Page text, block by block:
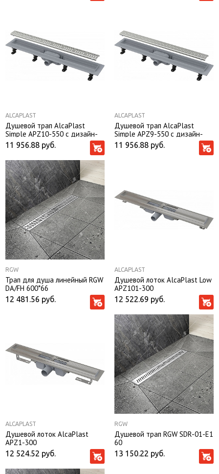
ALCAPLAST
Душевой трап AlcaPlast
Simple APZ10-550 c дизайн-
решеткой
11 956.88 руб.
ALCAPLAST
Душевой трап AlcaPlast
Simple APZ9-550 с дизайн-
решеткой
11 956.88 руб.
RGW
Трап для душа линейный RGW
DA/FH 600*66
12 481.56 руб.
ALCAPLAST
Душевой лоток AlcaPlast Low
APZ101-300
12 522.69 руб.
ALCAPLAST
Душевой лоток AlcaPlast
APZ1-300
12 524.52 руб.
RGW
Душевой трап RGW SDR-01-E1
60
13 150.22 руб.